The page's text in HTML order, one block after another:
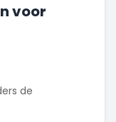
voor
de